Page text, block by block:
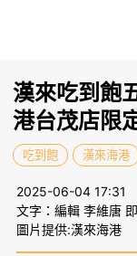
漢來吃到飽
港台茂店限
吃到飽 漢來海港
2025-06-04 17:31
文字：編輯 李維唐
圖片提供:漢來海港